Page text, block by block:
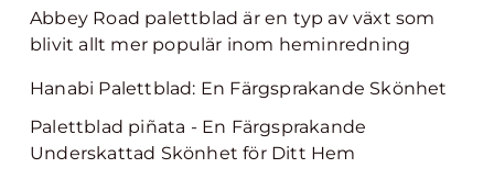
Abbey Road palettblad är en typ av växt som
blivit allt mer populär inom heminredning
Hanabi Palettblad: En Färgsprakande Skönhet
Palettblad piñata - En Färgsprakande
Underskattad Skönhet för Ditt Hem